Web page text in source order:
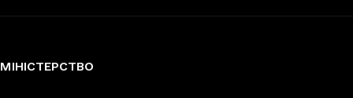
МІНІСТЕРСТВО